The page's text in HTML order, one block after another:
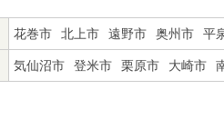
花巻市 北上市 遠野市 奥州市 平
気仙沼市 登米市 栗原市 大崎市